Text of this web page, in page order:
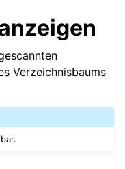
Verzeichnisbaums